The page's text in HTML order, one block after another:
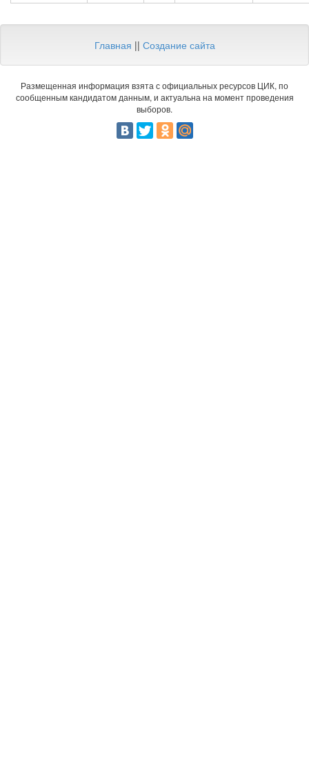
Главная || Создание сайта
Размещенная информация взята с официальных ресурсов ЦИК, по
сообщенным кандидатом данным, и актуальна на момент проведения
выборов.